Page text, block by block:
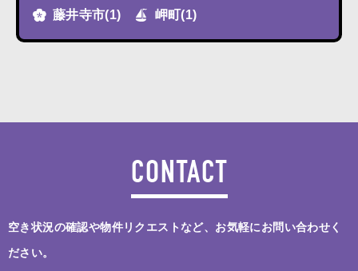
藤井寺市(1) 岬町(1)
CONTACT
空き状況の確認や物件リクエストなど、お気軽にお問い合わせく
ださい。